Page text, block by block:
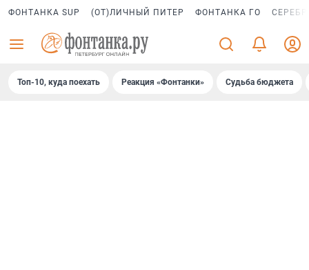
ФОНТАНКА SUP (ОТ)ЛИЧНЫЙ ПИТЕР ФОНТАНКА ГО
Топ-10, куда поехать Реакция «Фонтанки» Судьба бюджета